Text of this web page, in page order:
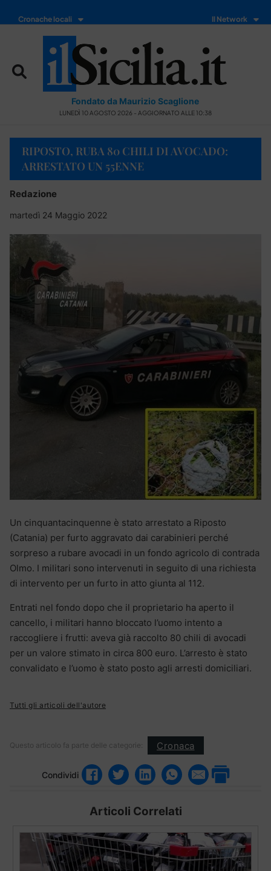
Cronache locali Il Network
Fondato da Maurizio Scaglione
LUNEDÌ 10 AGOSTO 2026 - AGGIORNATO ALLE 10:38
RIPOSTO, RUBA 80 CHILI DI AVOCADO:
ARRESTATO UN 55ENNE
Redazione
martedì 24 Maggio 2022
Un cinquantacinquenne è stato arrestato a Riposto
(Catania) per furto aggravato dai carabinieri perché
sorpreso a rubare avocadi in un fondo agricolo di contrada
Olmo. I militari sono intervenuti in seguito di una richiesta
di intervento per un furto in atto giunta al 112.
Entrati nel fondo dopo che il proprietario ha aperto il
cancello, i militari hanno bloccato l’uomo intento a
raccogliere i frutti: aveva già raccolto 80 chili di avocadi
per un valore stimato in circa 800 euro. L’arresto è stato
convalidato e l’uomo è stato posto agli arresti domiciliari.
Tutti gli articoli dell'autore
Questo articolo fa parte delle categorie: Cronaca
Condividi
Articoli Correlati